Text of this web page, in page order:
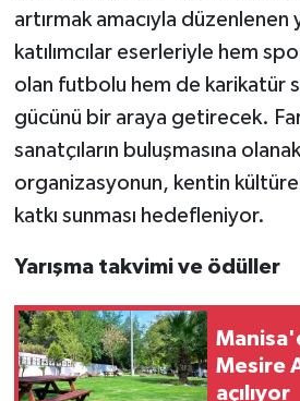
artırmak amacıyla düzenlenen
katılımcılar eserleriyle hem
olan futbolu hem de karikatür
gücünü bir araya getirecek.
sanatçıların buluşmasına
organizasyonun, kentin kültürel
katkı sunması hedefleniyor.
Yarışma takvimi ve ödüller
Mesire
açılıyor